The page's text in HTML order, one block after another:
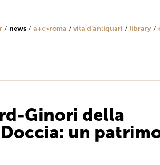
news a+c>roma vita d’antiquari library
Ginori della
un